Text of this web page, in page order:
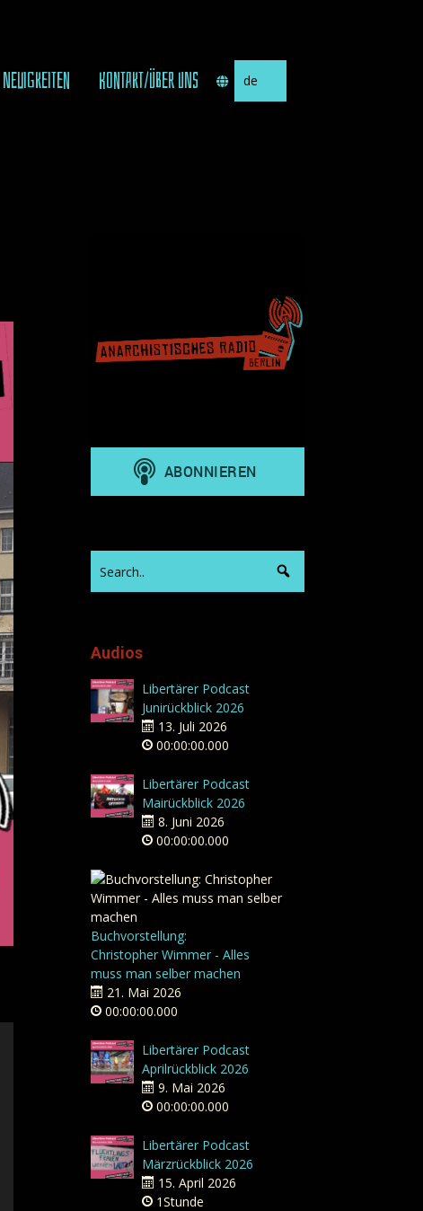
NEUIGKEITEN KONTAKT/ÜBER UNS
auswählen
Audios
Libertärer Podcast
Junirückblick 2026
13. Juli 2026
00:00:00.000
Libertärer Podcast
Mairückblick 2026
8. Juni 2026
00:00:00.000
Buchvorstellung:
Christopher Wimmer - Alles
muss man selber machen
21. Mai 2026
00:00:00.000
Libertärer Podcast
Aprilrückblick 2026
9. Mai 2026
00:00:00.000
Libertärer Podcast
Märzrückblick 2026
15. April 2026
1Stunde